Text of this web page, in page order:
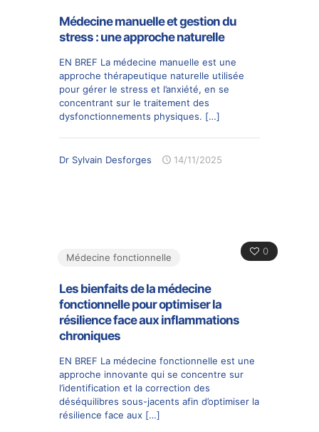
Médecine manuelle et gestion du
stress : une approche naturelle
EN BREF La médecine manuelle est une
approche thérapeutique naturelle utilisée
pour gérer le stress et l’anxiété, en se
concentrant sur le traitement des
dysfonctionnements physiques. […]
Dr Sylvain Desforges 14/11/2025
0
Médecine fonctionnelle
Les bienfaits de la médecine
fonctionnelle pour optimiser la
résilience face aux inflammations
chroniques
EN BREF La médecine fonctionnelle est une
approche innovante qui se concentre sur
l’identification et la correction des
déséquilibres sous-jacents afin d’optimiser la
résilience face aux […]